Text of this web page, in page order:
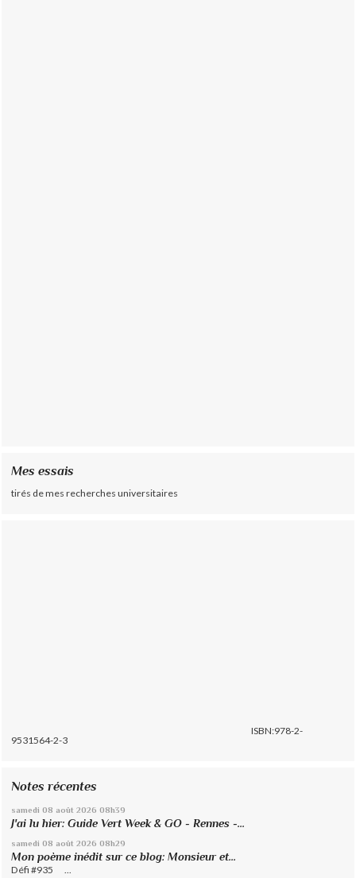
Mes essais
tirés de mes recherches universitaires
ISBN:978-2-
9531564-2-3
Notes récentes
samedi 08 août 2026 08h39
J'ai lu hier: Guide Vert Week & GO - Rennes -...
samedi 08 août 2026 08h29
Mon poème inédit sur ce blog: Monsieur et...
Défi #935 ...